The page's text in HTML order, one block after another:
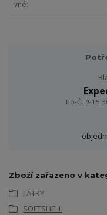
vné
Po-Čt 9-
Zboží zařazeno v
LÁTKY
SOFTSHELL